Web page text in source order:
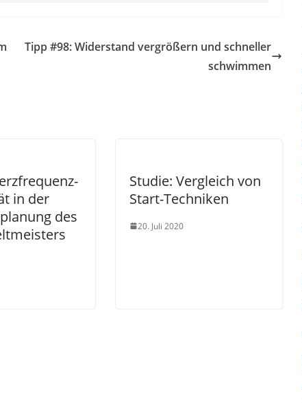
Tipp #98: Widerstand vergrößern und schneller
schwimmen
in der
des
Studie: Vergleich von
Start-Techniken
20. Juli 2020